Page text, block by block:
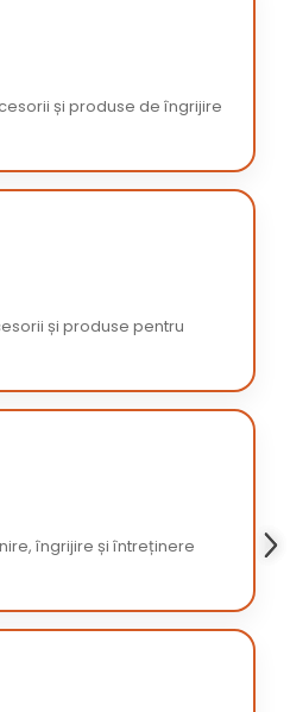
și produse de îngrijire
și produse pentru
îngrijire și întreținere